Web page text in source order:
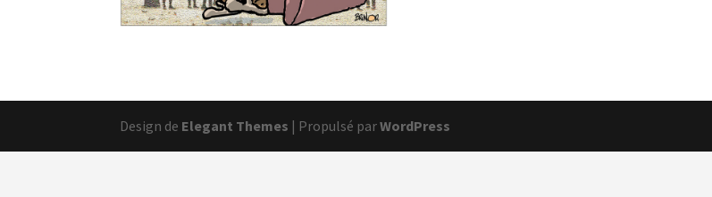
Design de Elegant Themes | Propulsé parWordPress